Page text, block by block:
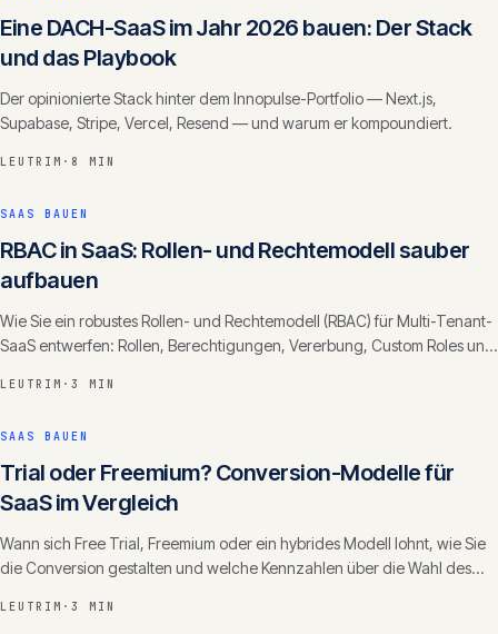
Eine DACH-SaaS im Jahr 2026 bauen: Der Stack
und das Playbook
Der opinionierte Stack hinter dem Innopulse-Portfolio — Next.js,
Supabase, Stripe, Vercel, Resend — und warum er kompoundiert.
LEUTRIM · 8 MIN
SAAS BAUEN
RBAC in SaaS: Rollen- und Rechtemodell sauber
aufbauen
Wie Sie ein robustes Rollen- und Rechtemodell (RBAC) für Multi-Tenant-
SaaS entwerfen: Rollen, Berechtigungen, Vererbung, Custom Roles und
LEUTRIM · 3 MIN
SAAS BAUEN
Trial oder Freemium? Conversion-Modelle für
SaaS im Vergleich
Wann sich Free Trial, Freemium oder ein hybrides Modell lohnt, wie Sie
die Conversion gestalten und welche Kennzahlen über die Wahl des
LEUTRIM · 3 MIN